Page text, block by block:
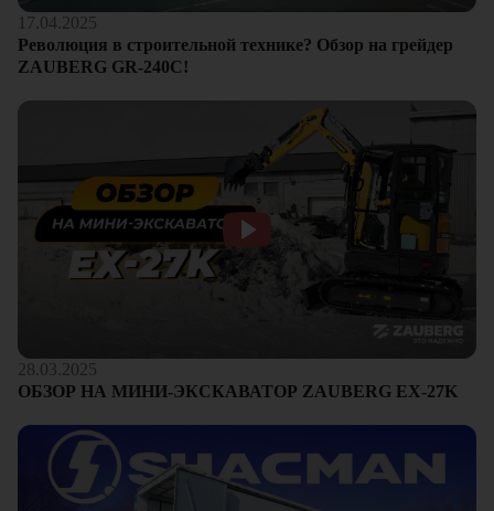
17.04.2025
Революция в строительной технике? Обзор на грейдер
ZAUBERG GR-240C!
28.03.2025
ОБЗОР НА МИНИ-ЭКСКАВАТОР ZAUBERG EX-27K